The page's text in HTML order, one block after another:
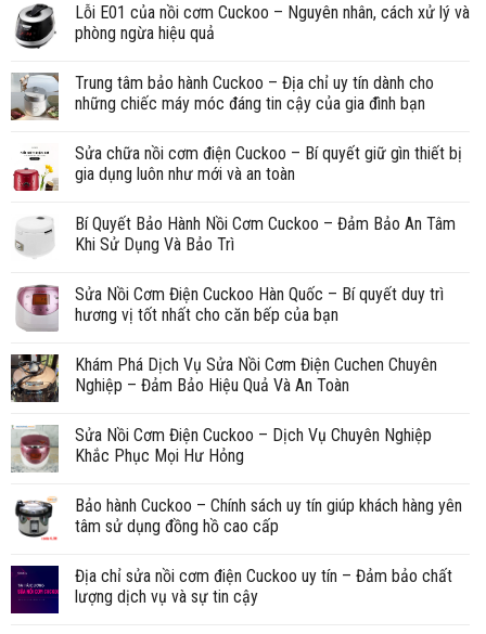
Lỗi E01 của nồi cơm Cuckoo – Nguyên nhân, cách xử lý và
phòng ngừa hiệu quả
Trung tâm bảo hành Cuckoo – Địa chỉ uy tín dành cho
những chiếc máy móc đáng tin cậy của gia đình bạn
Sửa chữa nồi cơm điện Cuckoo – Bí quyết giữ gìn thiết bị
gia dụng luôn như mới và an toàn
Bí Quyết Bảo Hành Nồi Cơm Cuckoo – Đảm Bảo An Tâm
Khi Sử Dụng Và Bảo Trì
Sửa Nồi Cơm Điện Cuckoo Hàn Quốc – Bí quyết duy trì
hương vị tốt nhất cho căn bếp của bạn
Khám Phá Dịch Vụ Sửa Nồi Cơm Điện Cuchen Chuyên
Nghiệp – Đảm Bảo Hiệu Quả Và An Toàn
Sửa Nồi Cơm Điện Cuckoo – Dịch Vụ Chuyên Nghiệp
Khắc Phục Mọi Hư Hỏng
Bảo hành Cuckoo – Chính sách uy tín giúp khách hàng yên
tâm sử dụng đồng hồ cao cấp
Địa chỉ sửa nồi cơm điện Cuckoo uy tín – Đảm bảo chất
lượng dịch vụ và sự tin cậy